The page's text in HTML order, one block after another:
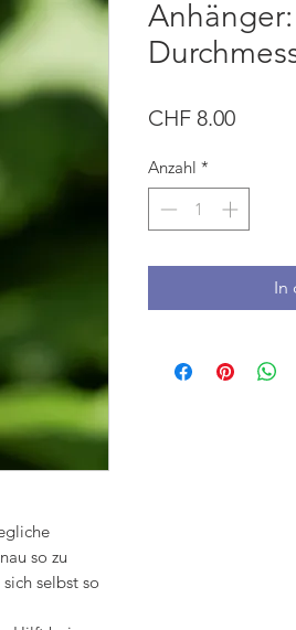
so zu
selbst so
CHF 8.00Preis
Anzahl *
In